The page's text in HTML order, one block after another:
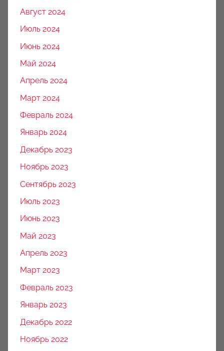
Август 2024
Июль 2024
Июнь 2024
Май 2024
Апрель 2024
Март 2024
Февраль 2024
Январь 2024
Декабрь 2023
Ноябрь 2023
Сентябрь 2023
Июль 2023
Июнь 2023
Май 2023
Апрель 2023
Март 2023
Февраль 2023
Январь 2023
Декабрь 2022
Ноябрь 2022